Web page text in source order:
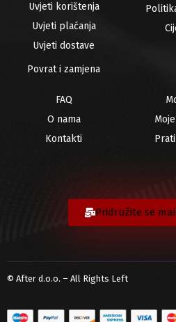
Uvjeti korištenja
Uvjeti plaćanja
Uvjeti dostave
Povrat i zamjena
FAQ
O nama
Kontakti
Pridružite se
© After d.o.o. – All Rights Left